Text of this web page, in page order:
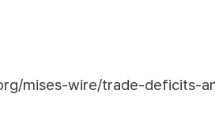
mises-wire/trade-deficits-